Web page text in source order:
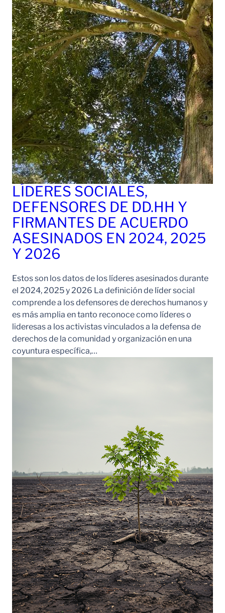
LÍDERES SOCIALES,
DEFENSORES DE DD.HH Y
FIRMANTES DE ACUERDO
ASESINADOS EN 2024, 2025
Y 2026
Estos son los datos de los líderes asesinados durante
el 2024, 2025 y 2026 La definición de líder social
comprende a los defensores de derechos humanos y
es más amplia en tanto reconoce como líderes o
lideresas a los activistas vinculados a la defensa de
derechos de la comunidad y organización en una
coyuntura específica,…